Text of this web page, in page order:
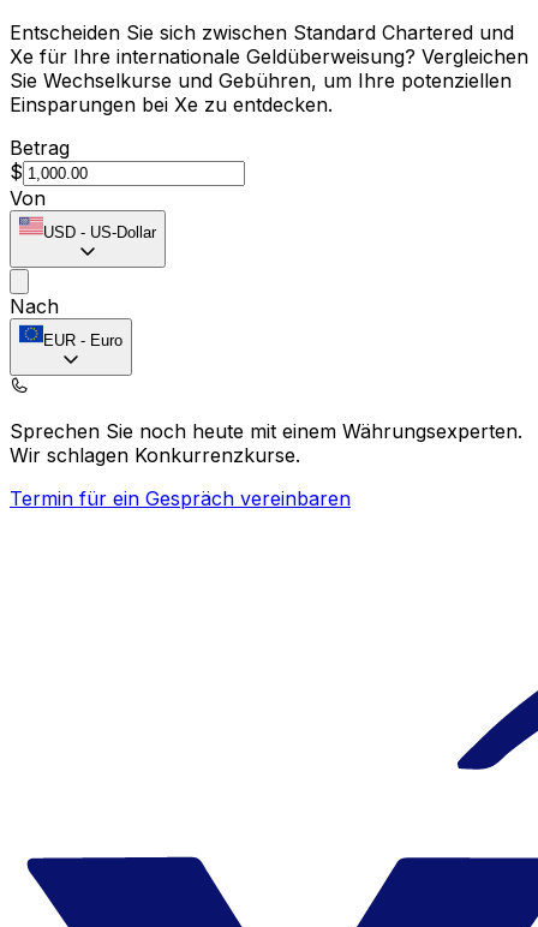
Entscheiden Sie sich zwischen Standard Chartered und
Xe für Ihre internationale Geldüberweisung? Vergleichen
Sie Wechselkurse und Gebühren, um Ihre potenziellen
Einsparungen bei Xe zu entdecken.
Betrag
$
Von
USD - US-Dollar
Nach
EUR - Euro
Sprechen Sie noch heute mit einem Währungsexperten.
Wir schlagen Konkurrenzkurse.
Termin für ein Gespräch vereinbaren